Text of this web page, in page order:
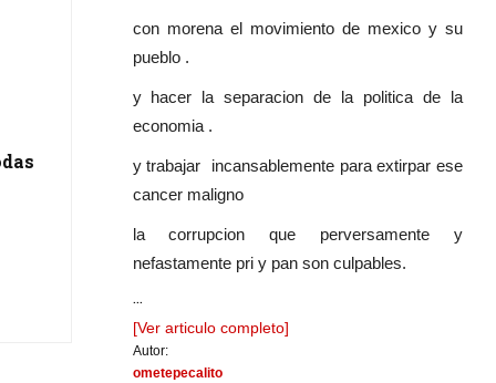
con morena el movimiento de mexico y su
pueblo .
y hacer la separacion de la politica de la
economia .
y trabajar incansablemente para extirpar ese
cancer maligno
la corrupcion que perversamente y
nefastamente pri y pan son culpables.
...
[Ver articulo completo]
Autor:
ometepecalito